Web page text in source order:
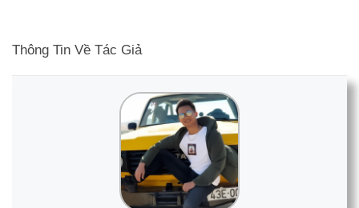
Thông Tin Về Tác Giả